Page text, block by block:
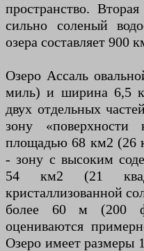
пространство.
сильно соленый
озера составляет 900
Озеро Ассаль
миль) и ширина 6,5
двух отдельных
зону «поверхности
площадью 68 км2 (26
- зону с высоким
54 км2 (21
кристаллизованной
более 60 м (200
оцениваются
Озеро имеет размеры